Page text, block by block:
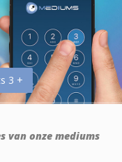
3 +
van onze mediums